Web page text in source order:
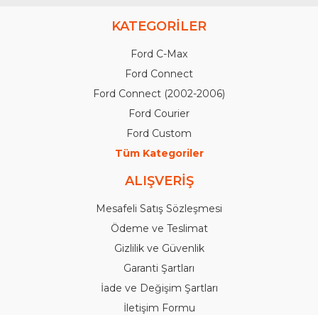
KATEGORİLER
Ford C-Max
Ford Connect
Ford Connect (2002-2006)
Ford Courier
Ford Custom
Tüm Kategoriler
ALIŞVERİŞ
Mesafeli Satış Sözleşmesi
Ödeme ve Teslimat
Gizlilik ve Güvenlik
Garanti Şartları
İade ve Değişim Şartları
İletişim Formu